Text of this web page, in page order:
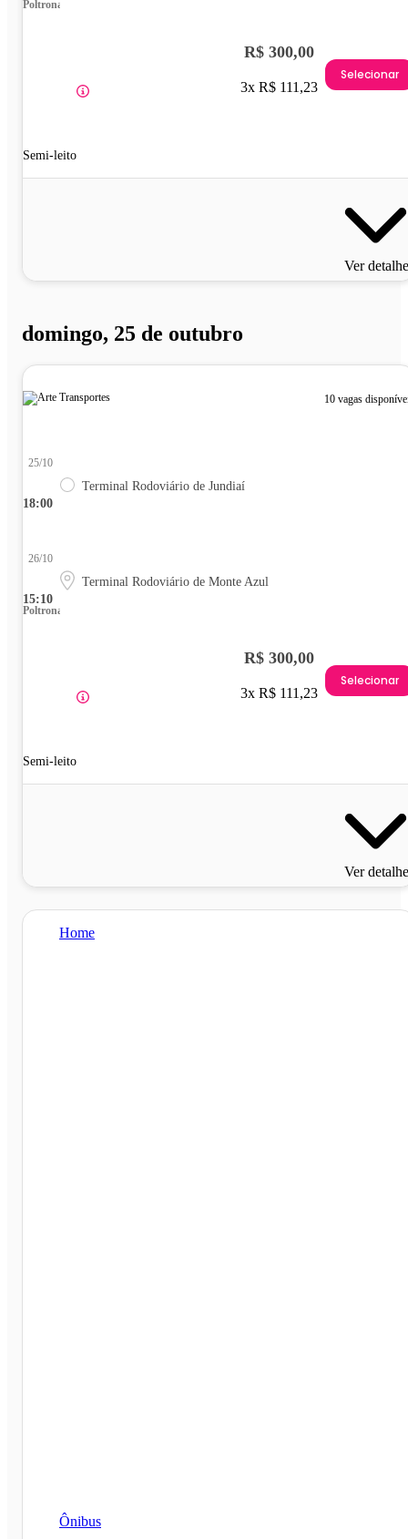
Poltrona
Semi-leito
R$ 300,00
3x R$ 111,23
Selecionar
Ver
domingo, 25 de outubro
10 vagas
18:00
25/10
Terminal Rodoviário de Jundiaí
15:10
26/10
Terminal Rodoviário de Monte Azul
Poltrona
Semi-leito
R$ 300,00
3x R$ 111,23
Selecionar
Ver
Home
Ônibus